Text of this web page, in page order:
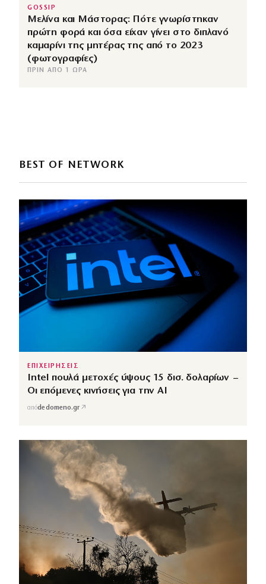
GOSSIP
Μελίνα και Μάστορας: Πότε γνωρίστηκαν
πρώτη φορά και όσα είχαν γίνει στο διπλανό
καμαρίνι της μητέρας της από το 2023
(φωτογραφίες)
ΠΡΙΝ ΑΠΌ 1 ΏΡΑ
BEST OF NETWORK
ΕΠΙΧΕΙΡΗΣΕΙΣ
Intel πουλά μετοχές ύψους 15 δισ. δολαρίων –
Οι επόμενες κινήσεις για την ΑΙ
απόdedomeno.gr ↗